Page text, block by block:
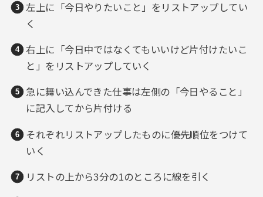
左上に「今日やりたいこと」をリストアップしてい
く
右上に「今日中ではなくてもいいけど片付けたいこ
と」をリストアップしていく
急に舞い込んできた仕事は左側の「今日やること」
に記入してから片付ける
それぞれリストアップしたものに優先順位をつけて
いく
リストの上から3分の1のところに線を引く